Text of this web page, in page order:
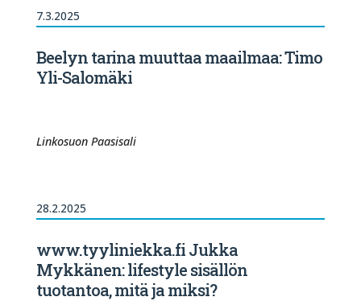
7.3.2025
Beelyn tarina muuttaa maailmaa: Timo
Yli-Salomäki
Linkosuon Paasisali
28.2.2025
www.tyyliniekka.fi Jukka
Mykkänen: lifestyle sisällön
tuotantoa, mitä ja miksi?